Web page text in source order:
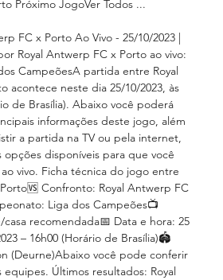
Próximo JogoVer Todos ...
FC x Porto Ao Vivo - 25/10/2023 |
Royal Antwerp FC x Porto ao vivo:
CampeõesA partida entre Royal
acontece neste dia 25/10/2023, às
de Brasília). Abaixo você poderá
informações deste jogo, além
a partida na TV ou pela internet,
disponíveis para que você
vivo. Ficha técnica do jogo entre
Confronto: Royal Antwerp FC
Liga dos Campeões📺
casa recomendada📅 Data e hora: 25
– 16h00 (Horário de Brasília)🏟️
(Deurne)Abaixo você pode conferir
equipes. Últimos resultados: Royal